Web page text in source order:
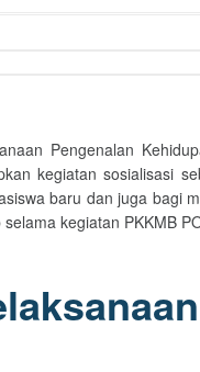
Pengenalan
kegiatan sosialisasi
baru dan juga bagi
kegiatan PKKMB